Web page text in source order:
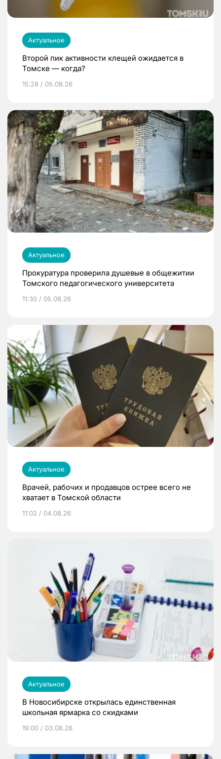
Актуальное
Второй пик активности клещей ожидается в
Томске — когда?
15:28 / 05.08.26
Актуальное
Прокуратура проверила душевые в общежитии
Томского педагогического университета
11:30 / 05.08.26
Актуальное
Врачей, рабочих и продавцов острее всего не
хватает в Томской области
11:02 / 04.08.26
Актуальное
В Новосибирске открылась единственная
школьная ярмарка со скидками
19:00 / 03.08.26